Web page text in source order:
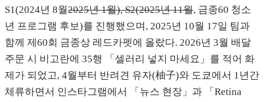
S1(2024년 8월2025년 1월), S2(2025년 11월, 금종60 청소
년 프로그램 후보)를 진행했으며, 2025년 10월 17일 팀과
함께 제60회 금종상 레드카펫에 올랐다. 2026년 3월 배달
주문 시 비고란에 35행 「셀러리 넣지 마세요」를 적어 화
제가 되었고, 4월부터 반려견 유자(柚子)와 도쿄에서 1년간
체류하면서 인스타그램에서 「뉴스 현장」과 「Retina